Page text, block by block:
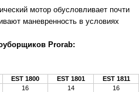
мотор обусловливает почти
маневренность в условиях
Prorab:
EST 1800 EST 1801
EST 1811
16 14
16